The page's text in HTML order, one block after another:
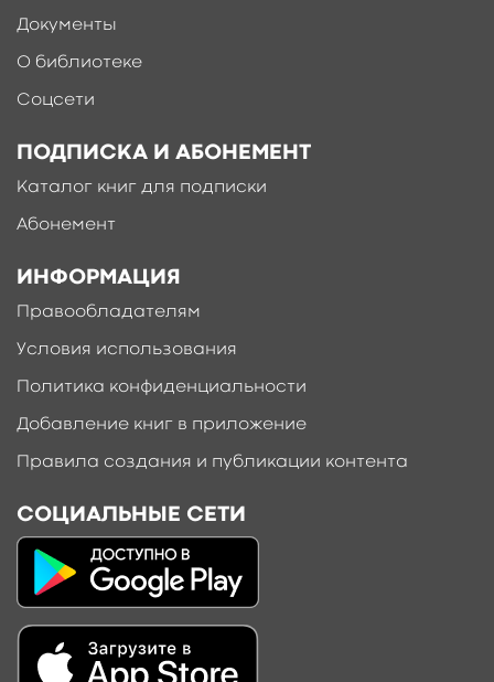
Документы
О библиотеке
Соцсети
ПОДПИСКА И АБОНЕМЕНТ
Каталог книг для подписки
Абонемент
ИНФОРМАЦИЯ
Правообладателям
Условия использования
Политика конфиденциальности
Добавление книг в приложение
Правила создания и публикации контента
СОЦИАЛЬНЫЕ СЕТИ